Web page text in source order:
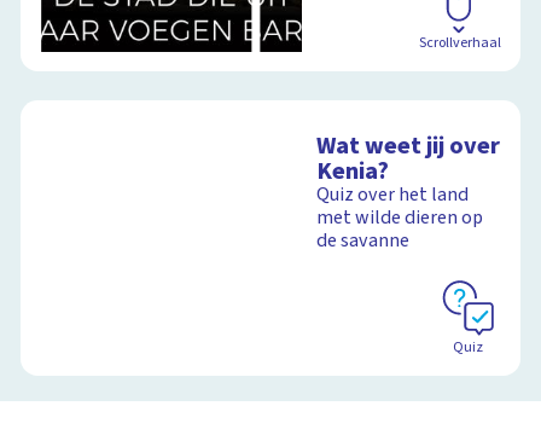
Scrollverhaal
Wat weet jij over
Kenia?
Quiz over het land
met wilde dieren op
de savanne
Quiz